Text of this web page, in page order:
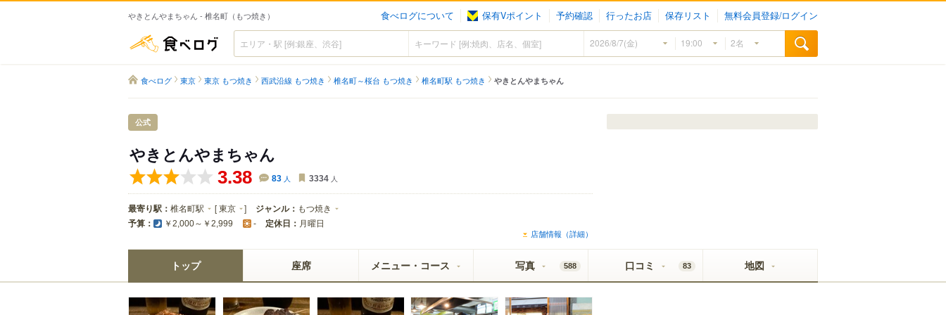
やきとんやまちゃん - 椎名町（もつ焼き） 食べログについて 保有Vポイント 予約確認 行ったお店 保存リスト 無料会員登録/ログイン
食べログ
食べログ 東京 東京 もつ焼き 西武沿線 もつ焼き 椎名町～桜台 もつ焼き 椎名町駅 もつ焼き やきとんやまちゃん
公式
やきとんやまちゃん
3.38 83 人 3334 人
最寄り駅： 椎名町駅 [東京 ] ジャンル： もつ焼き
予算： ￥2,000～￥2,999 - 定休日： 月曜日
店舗情報（詳細）
トップ 座席 メニュー・コース 写真 588 口コミ 83 地図